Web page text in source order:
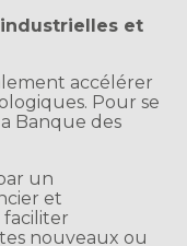
et
accélérer
Pour se
Banque des
un
et
faciliter
nouveaux ou